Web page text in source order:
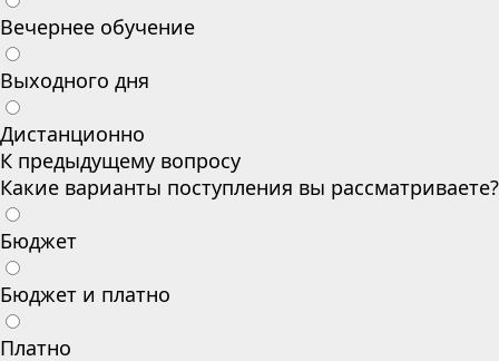
Вечернее обучение
Выходного дня
Дистанционно
К предыдущему вопросу
Какие варианты поступления вы рассматриваете?
Бюджет
Бюджет и платно
Платно